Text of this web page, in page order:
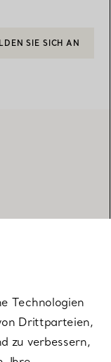
SIE SICH AN
Technologien
Drittparteien,
zu verbessern,